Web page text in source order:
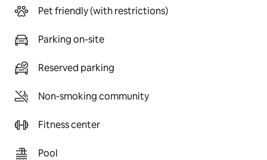
Pet friendly (with restrictions)
Parking on-site
Reserved parking
Non-smoking community
Fitness center
Pool